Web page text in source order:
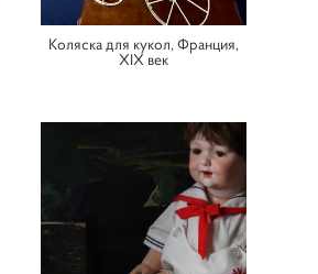
Коляска для кукол, Франция,
XIX век